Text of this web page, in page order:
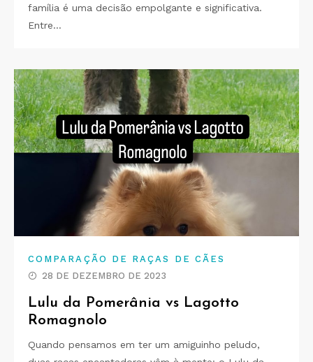
família é uma decisão empolgante e significativa.
Entre…
COMPARAÇÃO DE RAÇAS DE CÃES
28 DE DEZEMBRO DE 2023
Lulu da Pomerânia vs Lagotto
Romagnolo
Quando pensamos em ter um amiguinho peludo,